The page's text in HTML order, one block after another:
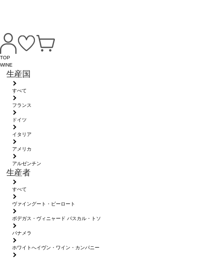
TOP
WINE
生産国
すべて
フランス
ドイツ
イタリア
アメリカ
アルゼンチン
生産者
すべて
ヴァイングート・ピーロート
ボデガス・ヴィニャード パスカル・トソ
パナメラ
ホワイトへイヴン・ワイン・カンパニー